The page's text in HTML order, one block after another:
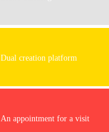
Dual creation platform
An appointment for a visit